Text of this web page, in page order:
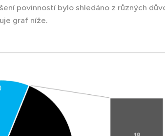
povinností bylo shledáno z různých
graf níže.